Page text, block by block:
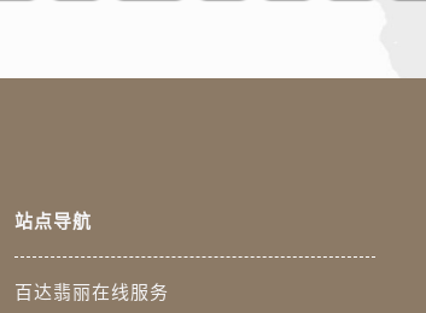
约）
站点导航
百达翡丽在线服务